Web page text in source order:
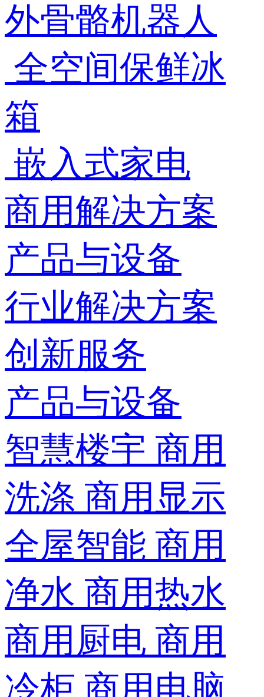
外骨骼机器人
全空间保鲜冰
箱
嵌入式家电
商用解决方案
产品与设备
行业解决方案
创新服务
产品与设备
智慧楼宇 商用
洗涤 商用显示
全屋智能 商用
净水 商用热水
商用厨电 商用
冷柜 商用电脑